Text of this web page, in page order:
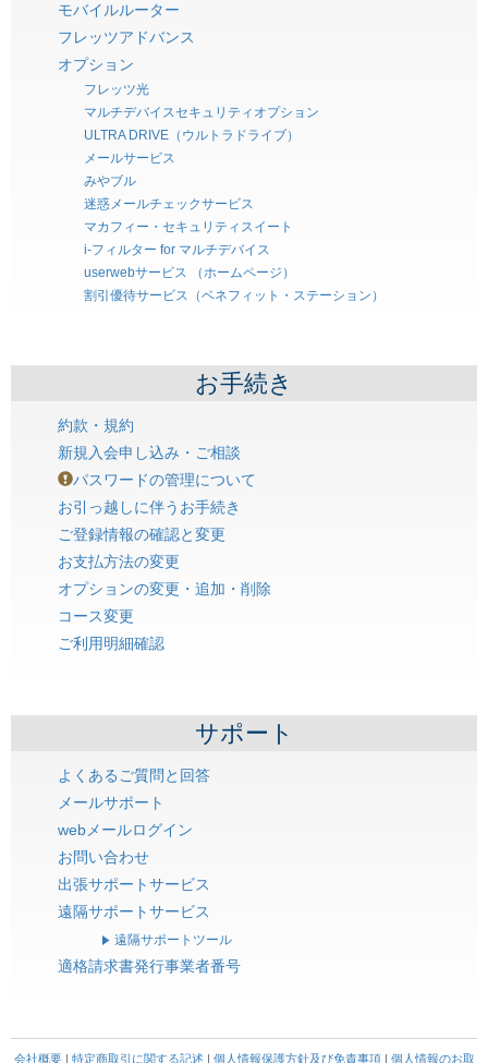
モバイルルーター
フレッツアドバンス
オプション
フレッツ光
マルチデバイスセキュリティオプション
ULTRA DRIVE（ウルトラドライブ）
メールサービス
みやブル
迷惑メールチェックサービス
マカフィー・セキュリティスイート
i-フィルター for マルチデバイス
userwebサービス （ホームページ）
割引優待サービス（ベネフィット・ステーション）
お手続き
約款・規約
新規入会申し込み・ご相談
パスワードの管理について
お引っ越しに伴うお手続き
ご登録情報の確認と変更
お支払方法の変更
オプションの変更・追加・削除
コース変更
ご利用明細確認
サポート
よくあるご質問と回答
メールサポート
webメールログイン
お問い合わせ
出張サポートサービス
遠隔サポートサービス
遠隔サポートツール
適格請求書発行事業者番号
会社概要| 特定商取引に関する記述 | 個人情報保護方針及び免責事項| 個人情報のお取